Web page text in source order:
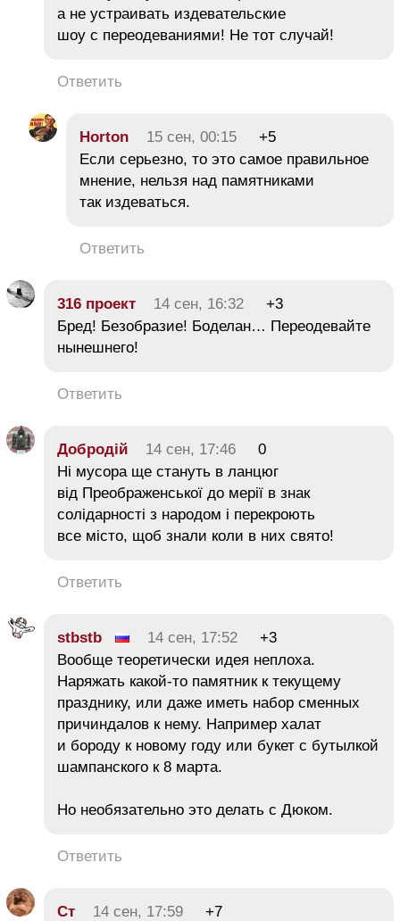
а не устраивать издевательские
шоу с переодеваниями! Не тот случай!
Ответить
Horton 15 сен, 00:15
+5
Если серьезно, то это самое правильное
мнение, нельзя над памятниками
так издеваться.
Ответить
316 проект 14 сен, 16:32
+3
Бред! Безобразие! Боделан… Переодевайте
нынешнего!
Ответить
Добродій 14 сен, 17:46
0
Ні мусора ще стануть в ланцюг
від Преображенської до мерії в знак
солідарності з народом і перекроють
все місто, щоб знали коли в них свято!
Ответить
stbstb 14 сен, 17:52
+3
Вообще теоретически идея неплоха.
Наряжать какой-то памятник к текущему
празднику, или даже иметь набор сменных
причиндалов к нему. Например халат
и бороду к новому году или букет с бутылкой
шампанского к 8 марта.
Но необязательно это делать с Дюком.
Ответить
Ст 14 сен, 17:59
+7